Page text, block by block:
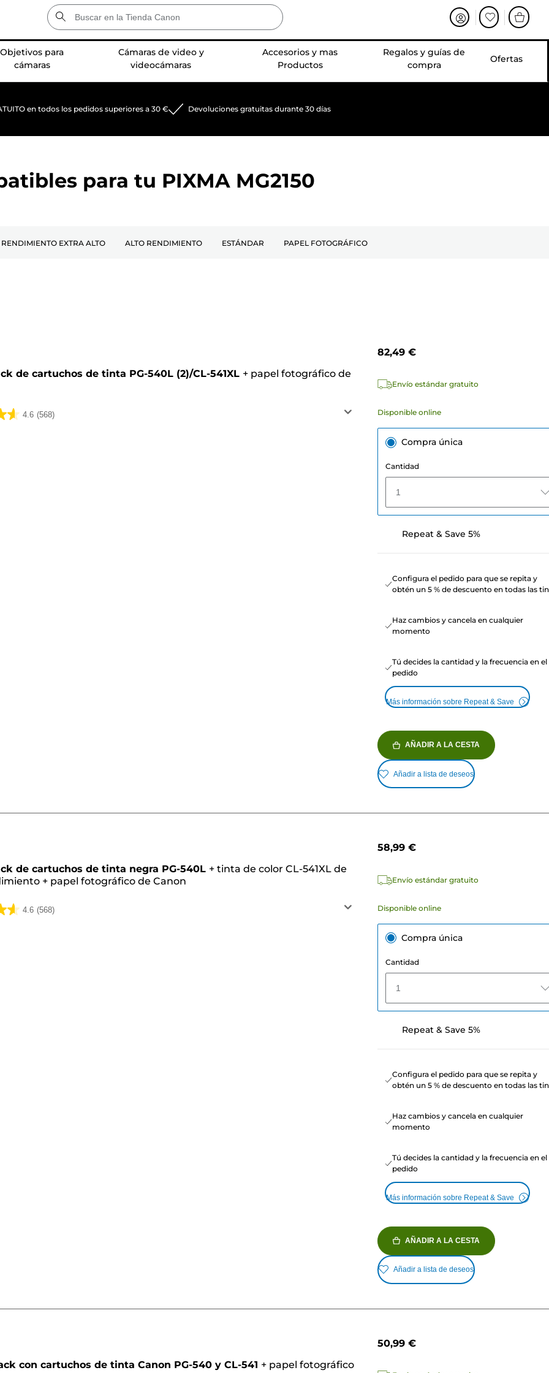
Objetivos para
cámaras
Cámaras de video y
videocámaras
Accesorios y mas
Productos
Regalos y guías de
compra
Ofertas
en todos los pedidos superiores a 30 € Devoluciones gratuitas durante 30 días
para tu PIXMA MG2150
RENDIMIENTO EXTRA ALTO ALTO RENDIMIENTO ESTÁNDAR PAPEL FOTOGRÁFICO
de cartuchos de tinta PG-540L (2)/CL-541XL + papel fotográfico de
4.6 (568)
82,49 €
Envío estándar gratuito
Disponible online
Compra única
Cantidad
1
Repeat & Save 5%
Configura el pedido para que se repita y
obtén un 5 % de descuento en todas las
Haz cambios y cancela en cualquier
momento
Tú decides la cantidad y la frecuencia en el
pedido
Más información sobre Repeat & Save
AÑADIR A LA CESTA
Añadir a lista de deseos
de cartuchos de tinta negra PG-540L + tinta de color CL-541XL de
+ papel fotográfico de Canon
4.6 (568)
58,99 €
Envío estándar gratuito
Disponible online
Compra única
Cantidad
1
Repeat & Save 5%
Configura el pedido para que se repita y
obtén un 5 % de descuento en todas las
Haz cambios y cancela en cualquier
momento
Tú decides la cantidad y la frecuencia en el
pedido
Más información sobre Repeat & Save
AÑADIR A LA CESTA
Añadir a lista de deseos
con cartuchos de tinta Canon PG-540 y CL-541 + papel fotográfico
50,99 €